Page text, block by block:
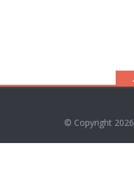
© Copyright 2026